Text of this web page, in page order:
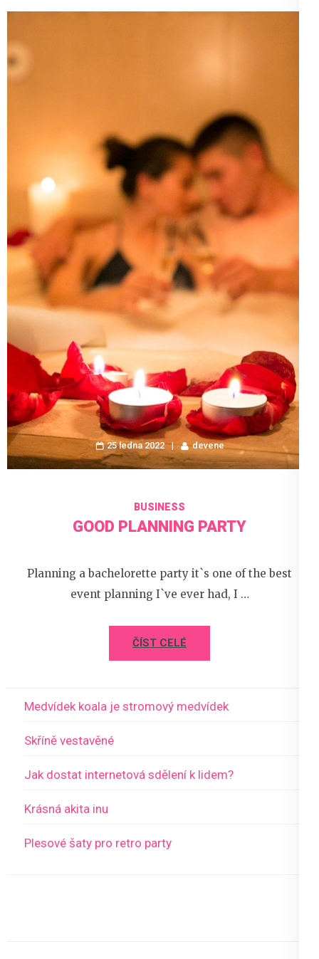
25 ledna 2022 devene
BUSINESS
GOOD PLANNING PARTY
Planning a bachelorette party it`s one of the best
event planning I`ve ever had, I …
ČÍST CELÉ
pro
příspěvky
Vyhledávání
Medvídek koala je stromový medvídek
Skříně vestavěné
Jak dostat internetová sdělení k lidem?
Krásná akita inu
Plesové šaty pro retro party